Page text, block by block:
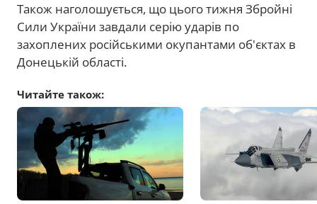
Також наголошується, що цього тижня Збройні
Сили України завдали серію ударів по
захоплених російськими окупантами об'єктах в
Донецькій області.
Читайте також: